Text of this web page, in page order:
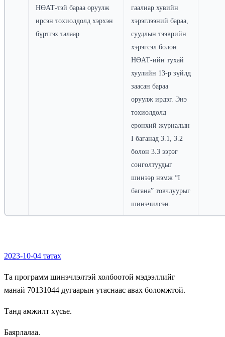
НӨАТ-тэй бараа оруулж
ирсэн тохиолдолд хэрхэн
бүртгэх талаар
гаалиар хувийн
хэрэглээний бараа,
суудлын тээврийн
хэрэгсэл болон
НӨАТ-ийн тухай
хуулийн 13-р зүйлд
заасан бараа
оруулж ирдэг. Энэ
тохиолдолд
ерөнхий журналын
I баганад 3.1, 3.2
болон 3.3 зэрэг
сонголтуудыг
шинээр нэмж “I
багана” товчлуурыг
шинэчилсэн.
2023-10-04 татах
Та программ шинэчлэлтэй холбоотой мэдээллийг
манай 70131044 дугаарын утаснаас авах боломжтой.
Танд амжилт хүсье.
Баярлалаа.